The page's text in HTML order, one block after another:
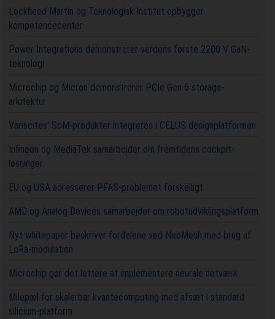
Lockheed Martin og Teknologisk Institut opbygger
kompetencecenter
Power Integrations demonstrerer verdens første 2200 V GaN-
teknologi
Microchip og Micron demonstrerer PCIe Gen 6 storage-
arkitektur
Variscites' SoM-produkter integreres i CELUS designplatformen
Infineon og MediaTek samarbejder om fremtidens cockpit-
løsninger
EU og USA adresserer PFAS-problemet forskelligt
AMD og Analog Devices samarbejder om robotudviklingsplatform
Nyt whitepaper beskriver fordelene ved NeoMesh med brug af
LoRa-modulation
Microchip gør det lettere at implementere neurale netværk
Milepæl for skalerbar kvantecomputing med afsæt i standard
silicium-platform